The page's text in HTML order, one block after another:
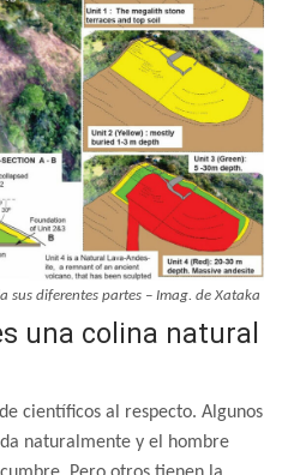
sus diferentes partes – Imag. de Xataka
una colina natural
científicos al respecto. Algunos
naturalmente y el hombre